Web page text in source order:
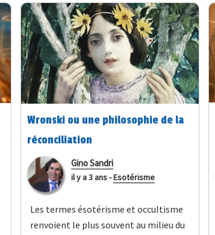
Wronski ou une philosophie de la
réconciliation
Gino Sandri
il y a 3 ans-Esotérisme
Les termes ésotérisme et occultisme
renvoient le plus souvent au milieu du